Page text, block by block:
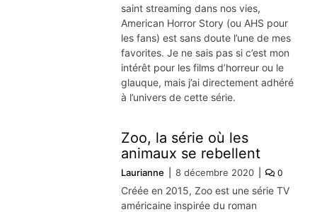
saint streaming dans nos vies,
American Horror Story (ou AHS pour
les fans) est sans doute l’une de mes
favorites. Je ne sais pas si c’est mon
intérêt pour les films d’horreur ou le
glauque, mais j’ai directement adhéré
à l’univers de cette série.
Zoo, la série où les
animaux se rebellent
Laurianne 8 décembre 2020 0
Créée en 2015, Zoo est une série TV
américaine inspirée du roman